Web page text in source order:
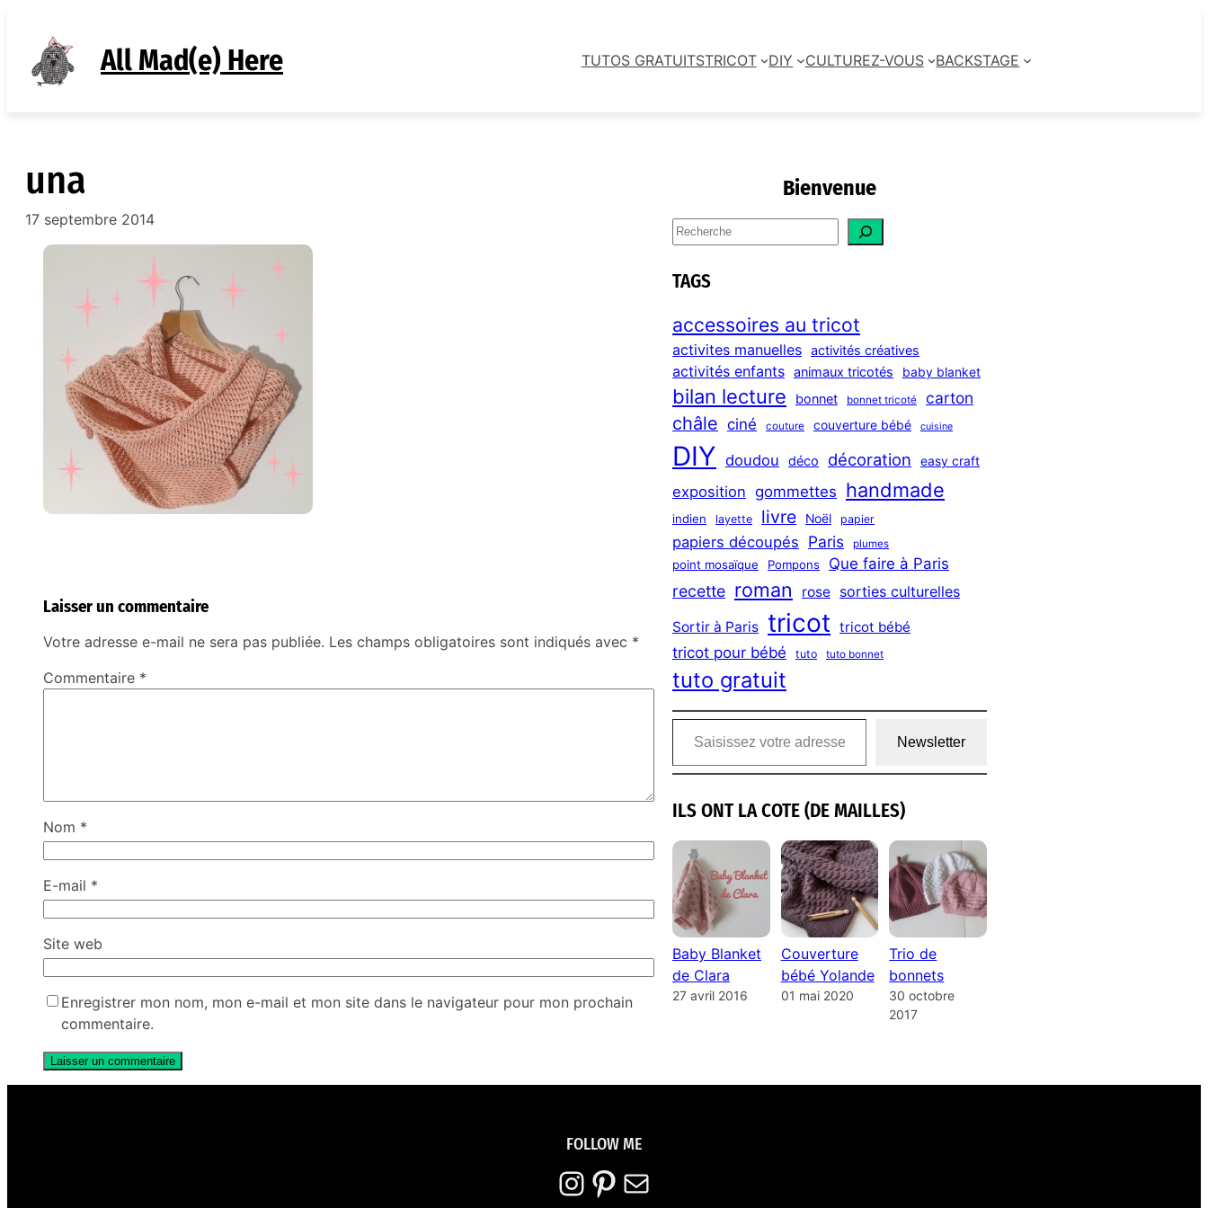
contenu
All Mad(e) Here TUTOS GRATUITSTRICOT DIY CULTUREZ-VOUS BACKSTAGE
una
17 septembre 2014
Laisser un commentaire
Votre adresse e-mail ne sera pas publiée. Les champs obligatoires sont indiqués avec *
Commentaire *
Nom *
E-mail *
Site web
Enregistrer mon nom, mon e-mail et mon site dans le navigateur pour mon prochain
commentaire.
Bienvenue
S
e
a
r
h
TAGS
accessoires au tricot
activites manuelles activités créatives
activités enfants animaux tricotés baby blanket
bilan lecture bonnet bonnet tricoté carton
châle ciné couture couverture bébé cuisine
DIY doudou déco décoration easy craft
exposition gommettes handmade
indien layette livre Noël papier
papiers découpés Paris plumes
point mosaïque Pompons Que faire à Paris
recette roman rose sorties culturelles
Sortir à Paris tricot tricot bébé
tricot pour bébé tuto tuto bonnet
tuto gratuit
Saisissez votre adresse e-mail…
Newsletter
ILS ONT LA COTE (DE MAILLES)
Baby Blanket
de Clara
27 avril 2016
Couverture
bébé Yolande
01 mai 2020
Trio de
bonnets
30 octobre
2017
FOLLOW ME
Instagram Pinterest E-mail